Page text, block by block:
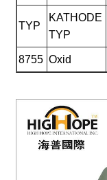
TYP
KATHODE
TYP
8755 Oxid